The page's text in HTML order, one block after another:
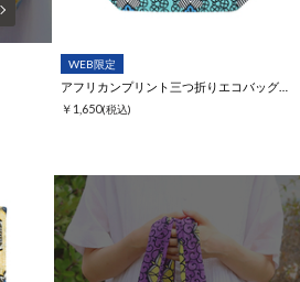
WEB限定
￥1,650(税込)